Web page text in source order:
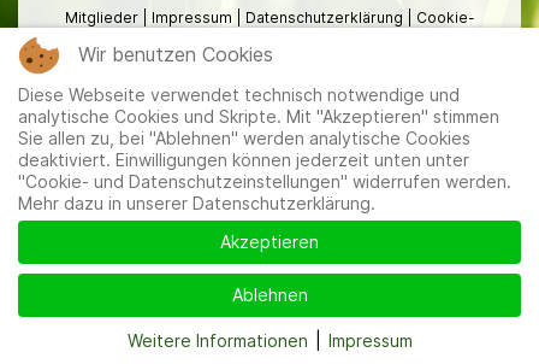
Mitglieder Impressum Datenschutzerklärung
Cookie-
Wir benutzen Cookies
Diese Webseite verwendet technisch notwendige und
analytische Cookies und Skripte. Mit "Akzeptieren" stimmen
Sie allen zu, bei "Ablehnen" werden analytische Cookies
deaktiviert. Einwilligungen können jederzeit unten unter
"Cookie- und Datenschutzeinstellungen" widerrufen werden.
Mehr dazu in unserer Datenschutzerklärung.
Akzeptieren
Ablehnen
Weitere Informationen Impressum